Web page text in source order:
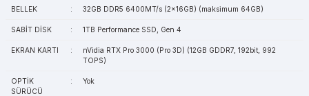
BELLEK : 32GB DDR5 6400MT/s (2x16GB) (maksimum 64GB)
SABİT DİSK : 1TB Performance SSD, Gen 4
EKRAN KARTI :
nVidia RTX Pro 3000 (Pro 3D) (12GB GDDR7, 192bit, 992
TOPS)
OPTİK
SÜRÜCÜ
: Yok